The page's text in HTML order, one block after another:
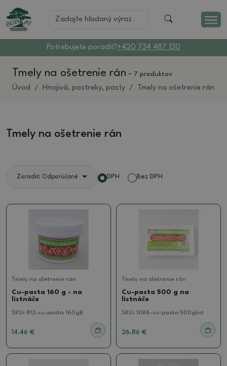
Potrebujete poradiť?+420 734 487 130
Tmely na ošetrenie rán - 7 produktov
Úvod Hnojivá, postreky, pasty Tmely na ošetrenie rán
Tmely na ošetrenie rán
Zoradiť: Odporúčané DPH Bez DPH
Tmely na ošetrenie rán
Cu-pasta 160 g - na
listnáče
SKU: 813-cu-pasta 160gB
14.46 €
Tmely na ošetrenie rán
Cu-pasta 500 g na
listnáče
SKU: 1086-cu-pasta 500glist
26.86 €